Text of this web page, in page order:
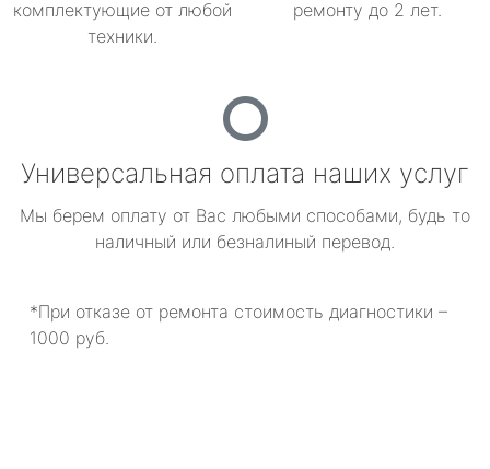
комплектующие от любой
техники.
ремонту до 2 лет.
Универсальная оплата наших услуг
Мы берем оплату от Вас любыми способами, будь то
наличный или безналиный перевод.
*При отказе от ремонта стоимость диагностики –
1000 руб.